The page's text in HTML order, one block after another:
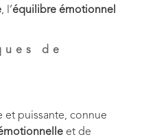
, l’équilibre émotionnel
de
et puissante, connue
et de